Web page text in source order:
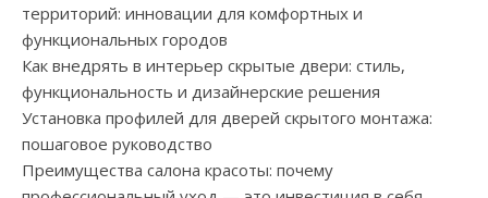
территорий: инновации для комфортных и
функциональных городов
Как внедрять в интерьер скрытые двери: стиль,
функциональность и дизайнерские решения
Установка профилей для дверей скрытого монтажа:
пошаговое руководство
Преимущества салона красоты: почему